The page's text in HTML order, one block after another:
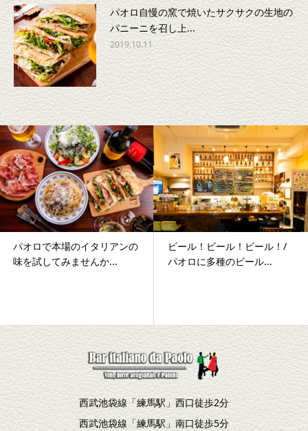
パオロ自慢の窯で焼いたサクサクの生地の
パニーニを召し上...
2019.10.11
パオロで本場のイタリアンの
味を試してみませんか...
ビール！ビール！ビール！/
パオロに多種のビール...
西武池袋線「練馬駅」西口徒歩2分
西武池袋線「練馬駅」南口徒歩5分